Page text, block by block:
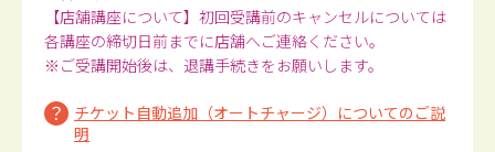
【店舗講座について】初回受講前のキャンセルについては
各講座の締切日前までに店舗へご連絡ください。
※ご受講開始後は、退講手続きをお願いします。
チケット自動追加（オートチャージ）についてのご説
明